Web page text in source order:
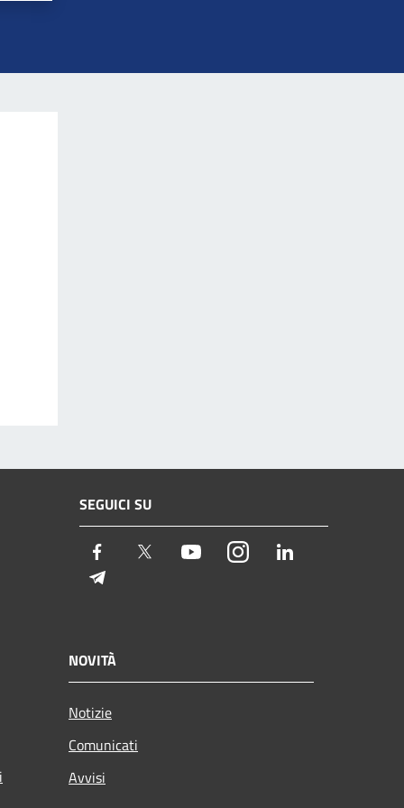
SEGUICI SU
Facebook Twitter YoutubeInstagram
NOVITÀ
Notizie
Comunicati
Avvisi